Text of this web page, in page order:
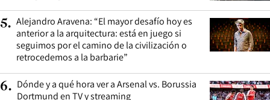
5. Alejandro Aravena: “El mayor desafío hoy es
anterior a la arquitectura: está en juego si
seguimos por el camino de la civilización o
retrocedemos a la barbarie”
6. Dónde y a qué hora ver a Arsenal vs. Borussia
Dortmund en TV y streaming